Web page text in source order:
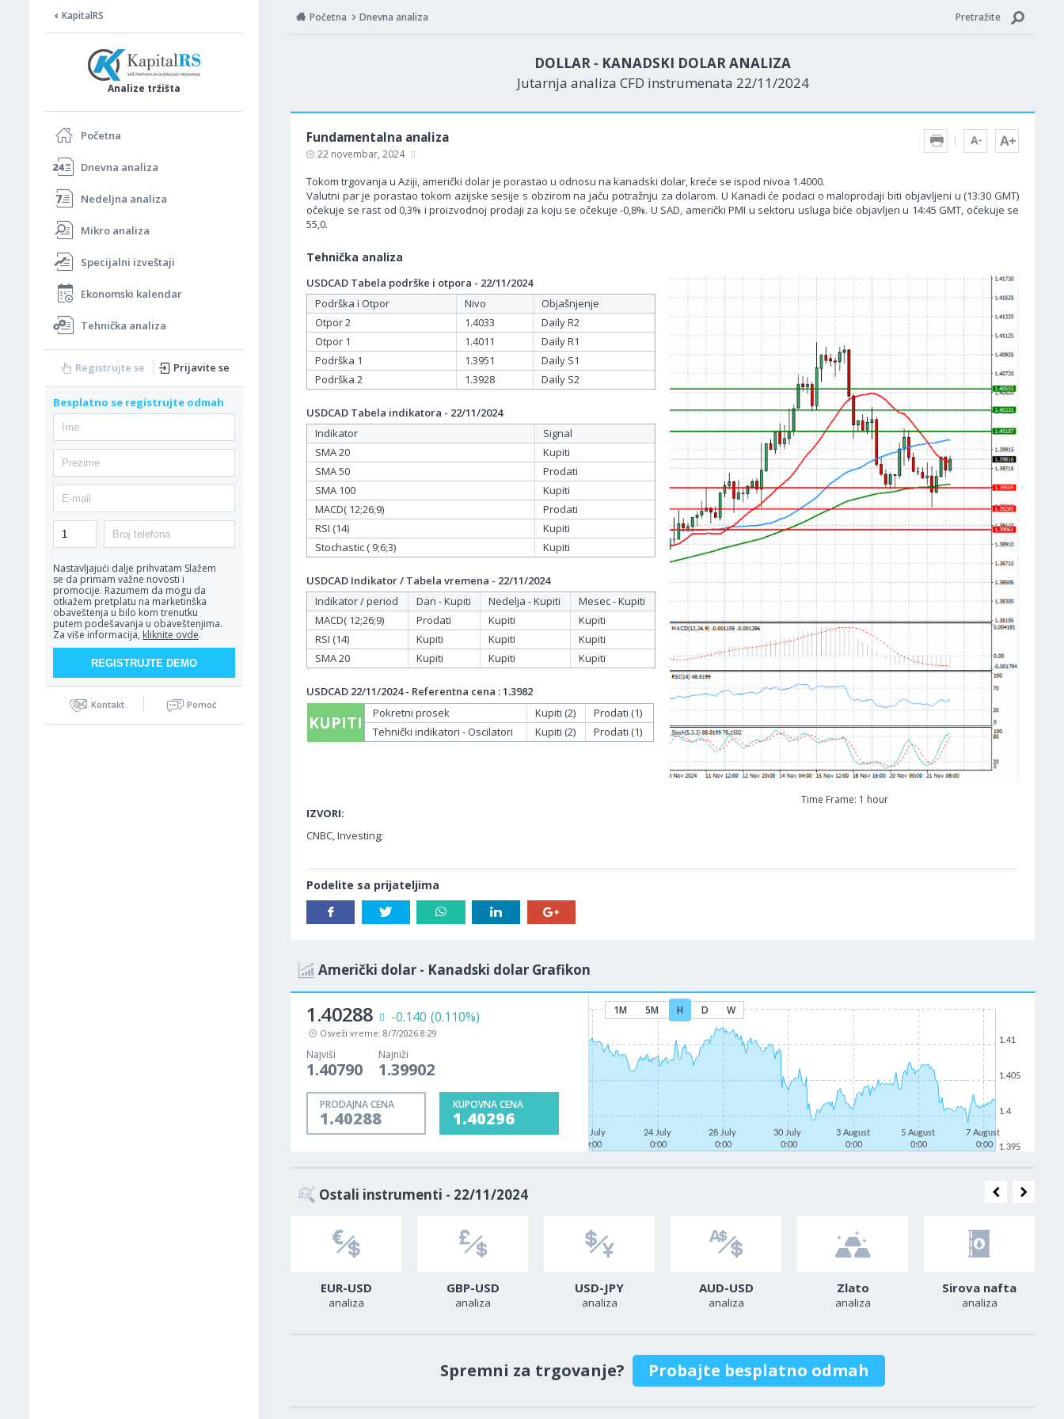
KapitalRS
Analize tržišta
Početna
Dnevna analiza
Nedeljna analiza
Mikro analiza
Specijalni izveštaji
Ekonomski kalendar
Tehnička analiza
Registrujte se Prijavite se
Besplatno se registrujte odmah
Nastavljajući dalje prihvatam Slažem
se da primam važne novosti i
promocije. Razumem da mogu da
otkažem pretplatu na marketinška
obaveštenja u bilo kom trenutku
putem podešavanja u obaveštenjima.
Za više informacija, kliknite ovde.
Kontakt Pomoć
Početna Dnevna analiza Pretražite
DOLLAR - KANADSKI DOLAR ANALIZA
Jutarnja analiza CFD instrumenata 22/11/2024
Fundamentalna analiza
22 novembar, 2024
Tokom trgovanja u Aziji, američki dolar je porastao u odnosu na kanadski dolar, kreće se ispod nivoa 1.4000.
Valutni par je porastao tokom azijske sesije s obzirom na jaču potražnju za dolarom. U Kanadi će podaci o maloprodaji biti objavljeni u (13:30 GMT)
očekuje se rast od 0,3% i proizvodnoj prodaji za koju se očekuje -0,8%. U SAD, američki PMI u sektoru usluga biće objavljen u 14:45 GMT, očekuje se
55,0.
Tehnička analiza
Time Frame: 1 hour
USDCAD Tabela podrške i otpora - 22/11/2024
Podrška i Otpor
Nivo
Objašnjenje
Otpor 2
1.4033
Daily R2
Otpor 1
1.4011
Daily R1
Podrška 1
1.3951
Daily S1
Podrška 2
1.3928 Daily S2
USDCAD Tabela indikatora - 22/11/2024
Indikator
Signal
SMA 20
Kupiti
SMA 50
Prodati
SMA 100
Kupiti
MACD( 12;26;9)
Prodati
RSI (14)
Kupiti
Stochastic ( 9;6;3)
Kupiti
USDCAD Indikator / Tabela vremena - 22/11/2024
Indikator / period
Dan - Kupiti Nedelja - Kupiti
Mesec - Kupiti
MACD( 12;26;9)
Prodati Kupiti
Kupiti
RSI (14)
Kupiti Kupiti
Kupiti
SMA 20
Kupiti Kupiti Kupiti
USDCAD 22/11/2024 - Referentna cena : 1.3982
KUPITI Pokretni prosek Kupiti (2)
Prodati (1)
Tehnički indikatori - Oscilatori
Kupiti (2) Prodati (1)
IZVORI:
CNBC, Investing;
Podelite sa prijateljima
Američki dolar - Kanadski dolar Grafikon
1.40288 -0.140 (0.110%)
Osveži vreme: 8/7/2026 8:29
Najviši
1.40790
Najniži
1.39902
PRODAJNA CENA
1.40288
KUPOVNA CENA
1.40296
1M 5M H D W
22 July
0:00
24 July
0:00
28 July
0:00
30 July
0:00
3 August
0:00
5 August
0:00
7 August
0:00
1.395
1.4
1.405
1.41
Ostali instrumenti - 22/11/2024
EUR-USD
analiza
GBP-USD
analiza
USD-JPY
analiza
AUD-USD
analiza
Zlato
analiza
Sirova nafta
analiza
Spremni za trgovanje? Probajte besplatno odmah